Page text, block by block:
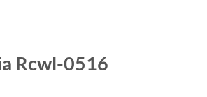
Rcwl-0516